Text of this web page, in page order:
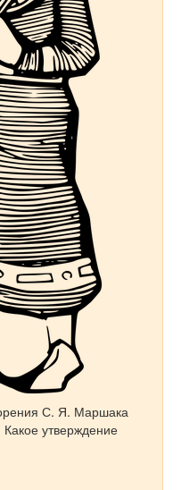
С. Я. Маршака
утверждение